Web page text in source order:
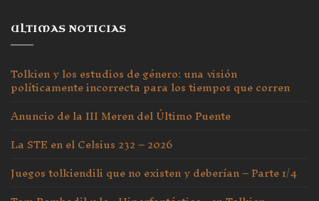
ULTIMAS NOTICIAS
Tolkien y los estudios de género: una visión
políticamente incorrecta para los tiempos que corren
Anuncio de la III Meren del Último Puente
La STE en el Celsius 232 – 2026
Juegos tolkiendili que no existen y deberían – Parte 1/4